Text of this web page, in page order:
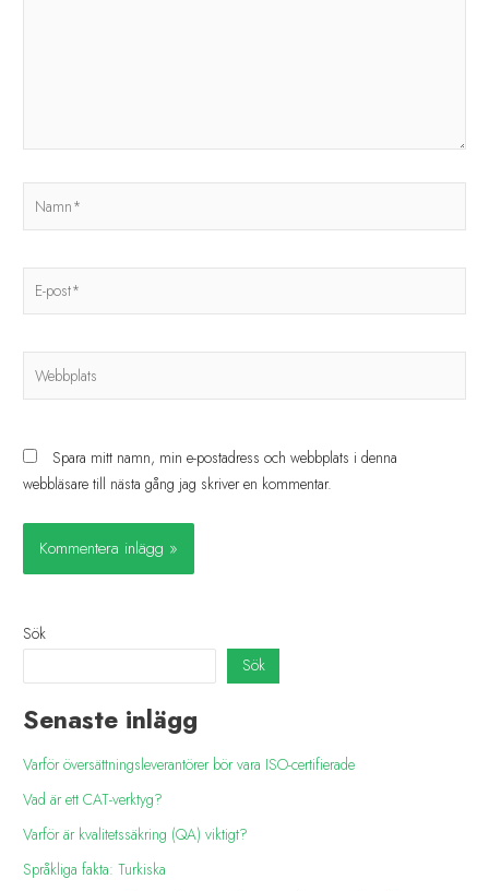
Spara mitt namn, min e-postadress och webbplats i denna
webbläsare till nästa gång jag skriver en kommentar.
Sök
Sök
Senaste inlägg
Varför översättningsleverantörer bör vara ISO-certifierade
Vad är ett CAT-verktyg?
Varför är kvalitetssäkring (QA) viktigt?
Språkliga fakta: Turkiska